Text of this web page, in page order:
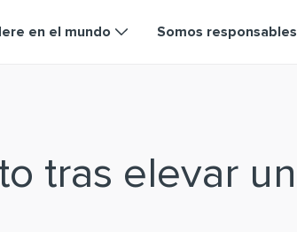
en el mundo Somos responsables
tras elevar un